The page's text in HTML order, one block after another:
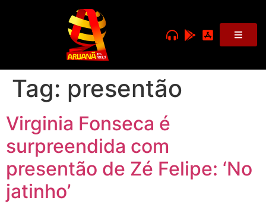
Tag: presentão
Virginia Fonseca é
surpreendida com
presentão de Zé Felipe: ‘No
jatinho’